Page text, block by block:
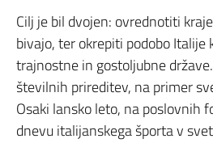
Cilj je bil dvojen: ovrednotiti
bivajo, ter okrepiti podobo Italije
trajnostne in gostoljubne
številnih prireditev, na primer
Osaki lansko leto, na poslovnih
dnevu italijanskega športa v